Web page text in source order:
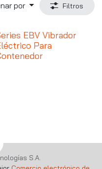
por
Filtros
EBV Vibrador
Para
S.A.